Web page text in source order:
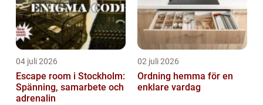
04 juli 2026
Escape room i Stockholm:
Spänning, samarbete och
adrenalin
02 juli 2026
Ordning hemma för en
enklare vardag